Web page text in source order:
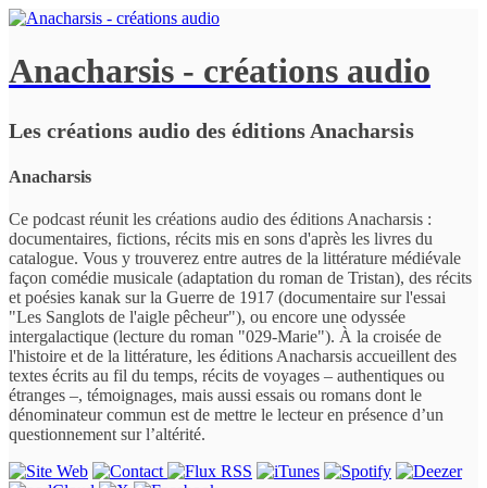
Anacharsis - créations audio
Les créations audio des éditions Anacharsis
Anacharsis
Ce podcast réunit les créations audio des éditions Anacharsis :
documentaires, fictions, récits mis en sons d'après les livres du
catalogue. Vous y trouverez entre autres de la littérature médiévale
façon comédie musicale (adaptation du roman de Tristan), des récits
et poésies kanak sur la Guerre de 1917 (documentaire sur l'essai
"Les Sanglots de l'aigle pêcheur"), ou encore une odyssée
intergalactique (lecture du roman "029-Marie"). À la croisée de
l'histoire et de la littérature, les éditions Anacharsis accueillent des
textes écrits au fil du temps, récits de voyages – authentiques ou
étranges –, témoignages, mais aussi essais ou romans dont le
dénominateur commun est de mettre le lecteur en présence d’un
questionnement sur l’altérité.